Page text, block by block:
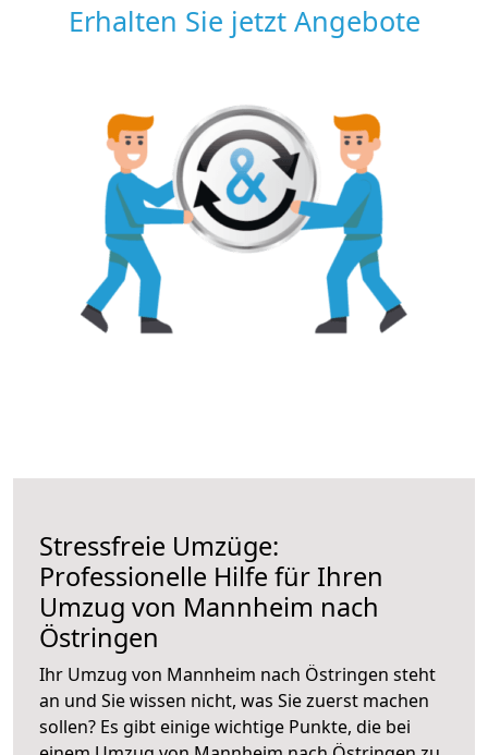
Erhalten Sie jetzt Angebote
Stressfreie Umzüge:
Professionelle Hilfe für Ihren
Umzug von Mannheim nach
Östringen
Ihr Umzug von Mannheim nach Östringen steht
an und Sie wissen nicht, was Sie zuerst machen
sollen? Es gibt einige wichtige Punkte, die bei